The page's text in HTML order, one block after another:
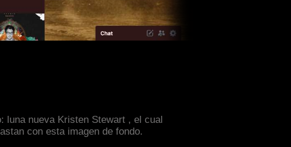
luna nueva Kristen Stewart , el cual
con esta imagen de fondo.